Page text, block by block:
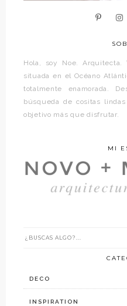
Hola, soy Noe. Arquitecta.
situada en el Océano
totalmente enamorada.
búsqueda de cositas
objetivo más que disfrutar.
MI
DECO
INSPIRATION